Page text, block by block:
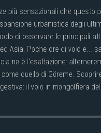
più sensazionali che
urbanistica degli
di osservare le principali
Asia. Poche ore di volo
ne è l'esaltazione:
quello di Göreme.
il volo in mongolfiera